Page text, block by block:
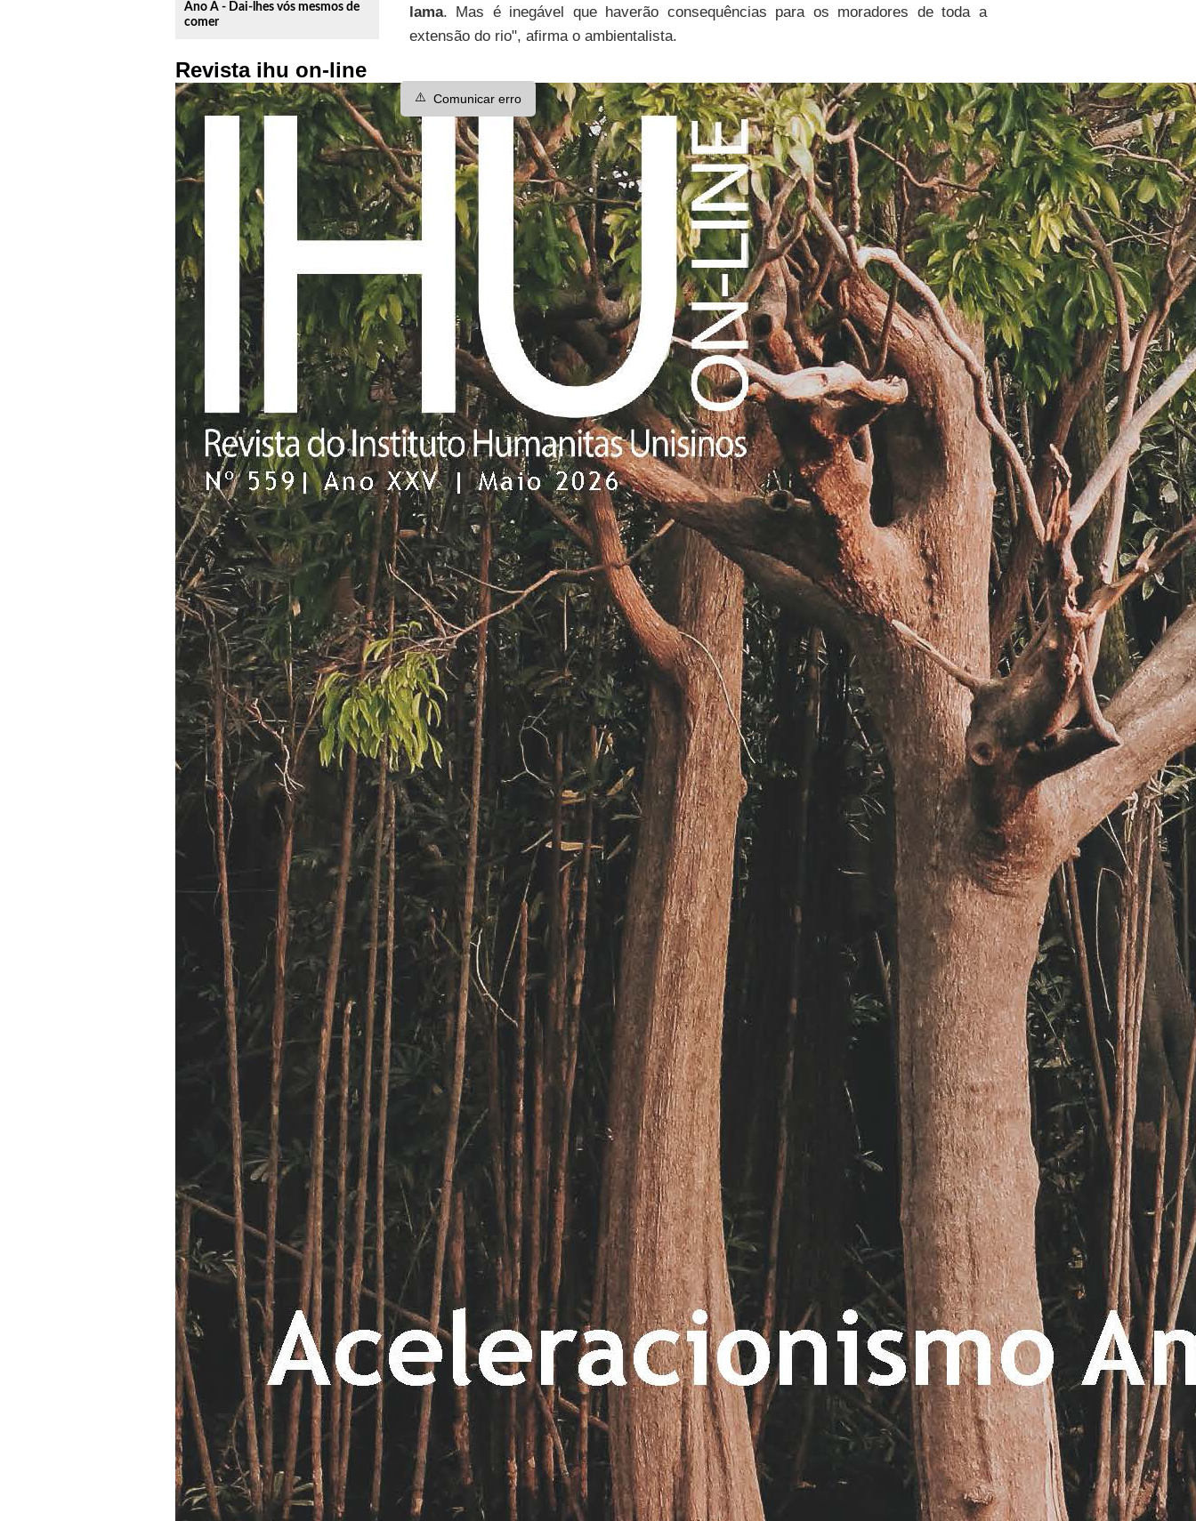
Ano A - Dai-lhes vós mesmos de
comer
Revista ihu on-line
lama. Mas é inegável que haverão consequências para os moradores de toda a
extensão do rio", afirma o ambientalista.
⚠️ Comunicar erro